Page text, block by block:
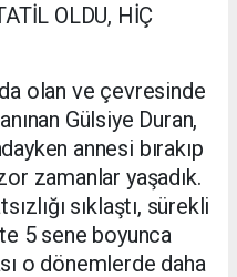
OLDU, HİÇ
olan ve çevresinde
Gülsiye Duran,
annesi bırakıp
zamanlar yaşadık.
sıklaştı, sürekli
5 sene boyunca
o dönemlerde daha